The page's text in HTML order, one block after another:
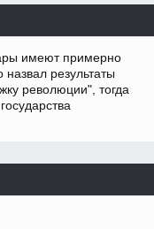
имеют примерно
результаты
революции", тогда